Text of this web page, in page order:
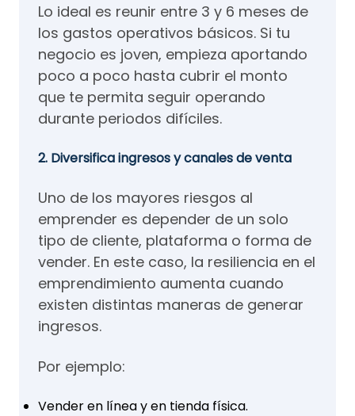
Lo ideal es reunir entre 3 y 6 meses de
los gastos operativos básicos. Si tu
negocio es joven, empieza aportando
poco a poco hasta cubrir el monto
que te permita seguir operando
durante periodos difíciles.
2. Diversifica ingresos y canales de venta
Uno de los mayores riesgos al
emprender es depender de un solo
tipo de cliente, plataforma o forma de
vender. En este caso, la resiliencia en el
emprendimiento aumenta cuando
existen distintas maneras de generar
ingresos.
Por ejemplo:
Vender en línea y en tienda física.